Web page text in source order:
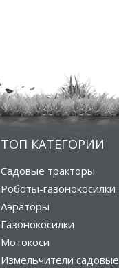
ТОП КАТЕГОРИИ
Садовые тракторы
Роботы-газонокосилки
Аэраторы
Газонокосилки
Мотокоси
Измельчители садовые